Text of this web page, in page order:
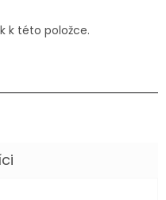
k této položce.